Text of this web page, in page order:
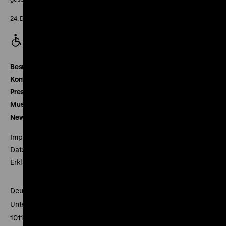
24. Dezember geschlossen
Besucherservice
Kontakt
Presse
Museumsverein
Newsletter
Impressum
Datenschutz
Erklärung digitale Barrierefreiheit
Deutsches Historisches Museum
Unter den Linden 2
10117 Berlin